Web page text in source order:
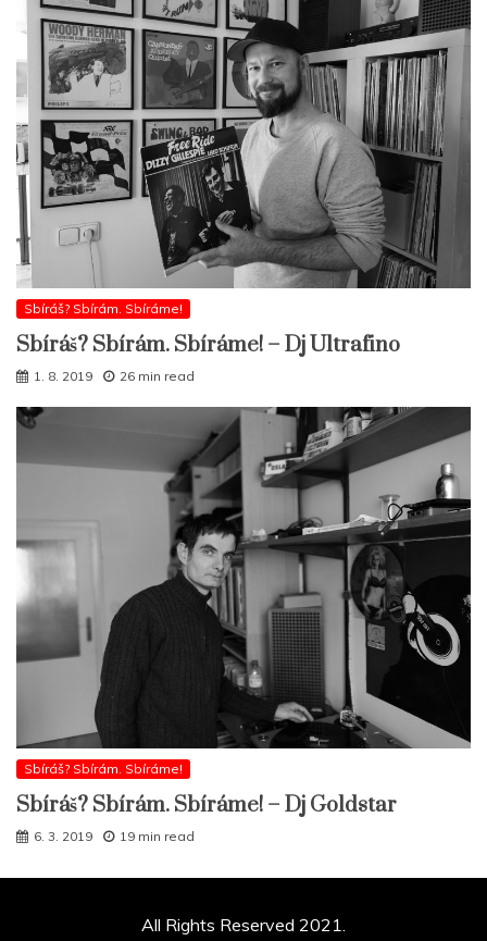
Sbíráš? Sbírám. Sbíráme!
Sbíráš? Sbírám. Sbíráme! – Dj Ultrafino
1. 8. 2019 26 min read
Sbíráš? Sbírám. Sbíráme!
Sbíráš? Sbírám. Sbíráme! – Dj Goldstar
6. 3. 2019 19 min read
All Rights Reserved 2021.